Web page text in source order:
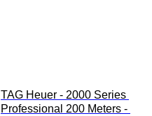
TAG Heuer - 2000 Series
Professional 200 Meters -